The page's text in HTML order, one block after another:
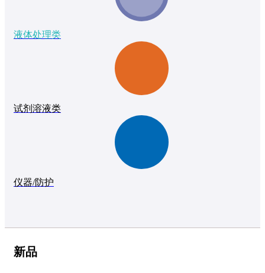
液体处理类
试剂溶液类
仪器/防护
新品